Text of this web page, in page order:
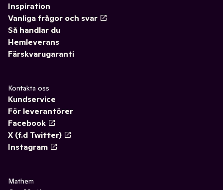
Inspiration
Vanliga frågor och svar
Så handlar du
Hemleverans
Färskvarugaranti
Kontakta oss
Kundservice
För leverantörer
Facebook
X (f.d Twitter)
Instagram
Mathem